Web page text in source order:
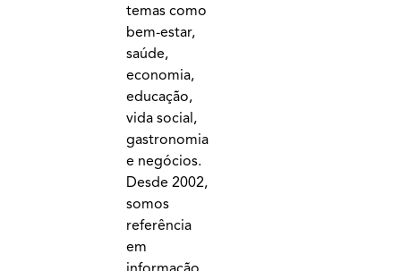
temas como
bem-estar,
saúde,
economia,
educação,
vida social,
gastronomia
e negócios.
Desde 2002,
somos
referência
em